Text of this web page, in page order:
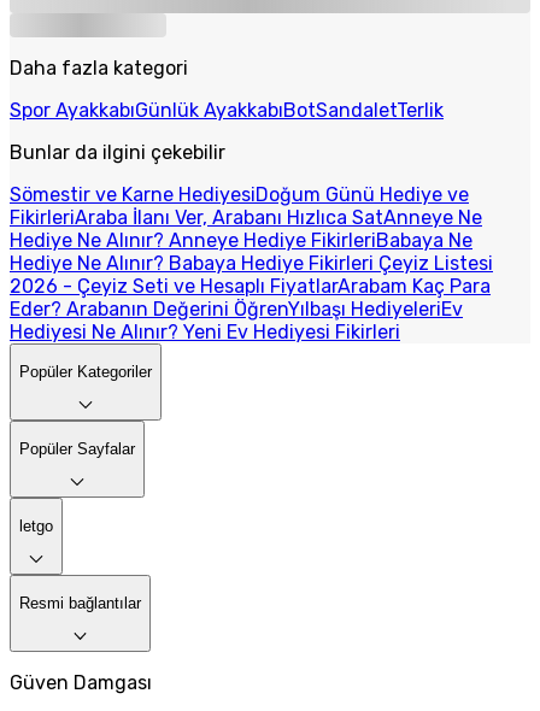
Daha fazla kategori
Spor AyakkabıGünlük AyakkabıBotSandaletTerlik
Bunlar da ilgini çekebilir
Sömestir ve Karne HediyesiDoğum Günü Hediye ve
FikirleriAraba İlanı Ver, Arabanı Hızlıca SatAnneye Ne
Hediye Ne Alınır? Anneye Hediye FikirleriBabaya Ne
Hediye Ne Alınır? Babaya Hediye Fikirleri Çeyiz Listesi
2026 - Çeyiz Seti ve Hesaplı FiyatlarArabam Kaç Para
Eder? Arabanın Değerini ÖğrenYılbaşı HediyeleriEv
Hediyesi Ne Alınır? Yeni Ev Hediyesi Fikirleri
Popüler Kategoriler
Popüler Sayfalar
letgo
Resmi bağlantılar
Güven Damgası